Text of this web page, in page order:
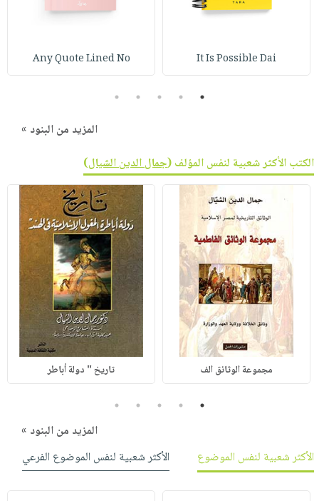
It Is Possible Dai
Any Quote Lined No
1
2
3
4
5
المزيد من البنود »
الكتب الأكثر شعبية لنفس المؤلف (جمال الدين الشيال)
مجموعة الوثائق الف تاريخ " دولة أباطر
1
2
3
4
5
المزيد من البنود »
الأكثر شعبية لنفس الموضوع
الأكثر شعبية لنفس الموضوع الفرعي